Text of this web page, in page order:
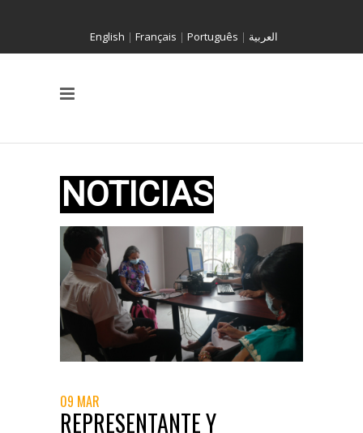
English | Français | Português | العربية
09 MAR
REPRESENTANTE Y